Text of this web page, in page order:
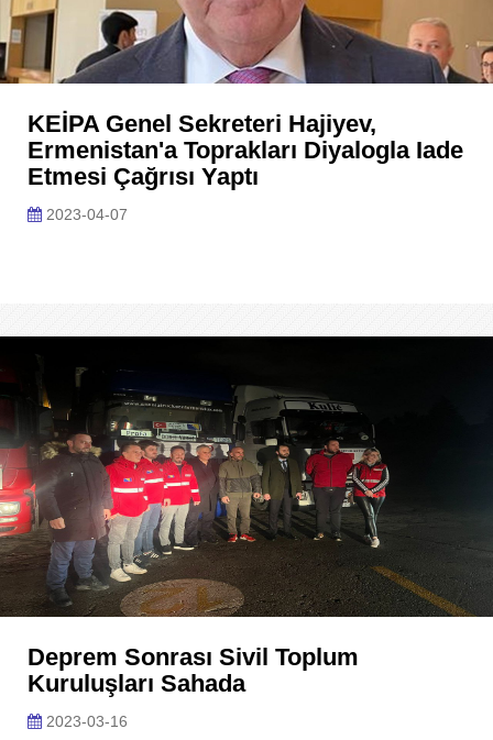
KEİPA Genel Sekreteri Hajiyev,
Ermenistan'a Toprakları Diyalogla Iade
Etmesi Çağrısı Yaptı
2023-04-07
Deprem Sonrası Sivil Toplum
Kuruluşları Sahada
2023-03-16